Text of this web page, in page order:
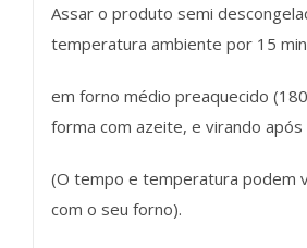
Assar o produto semi
temperatura ambiente por 15
em forno médio preaquecido
forma com azeite, e virando após
(O tempo e temperatura podem
com o seu forno).